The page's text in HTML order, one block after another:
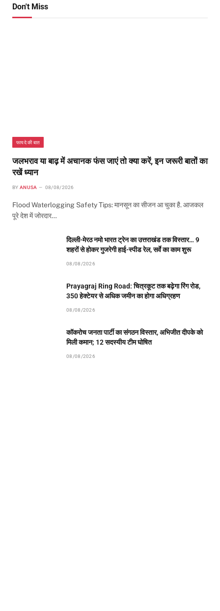
Don't Miss
फायदे की बात
जलभराव या बाढ़ में अचानक फंस जाएं तो क्या करें, इन जरूरी बातों का
रखें ध्यान
BY ANUSA 08/08/2026
Flood Waterlogging Safety Tips: मानसून का सीजन आ चुका है. आजकल
पूरे देश में जोरदार…
दिल्ली-मेरठ नमो भारत ट्रेन का उत्तराखंड तक विस्तार… 9
शहरों से होकर गुजरेगी हाई-स्पीड रेल, सर्वे का काम शुरू
08/08/2026
Prayagraj Ring Road: चित्रकूट तक बढ़ेगा रिंग रोड,
350 हेक्टेयर से अधिक जमीन का होगा अधिग्रहण
08/08/2026
कॉकरोच जनता पार्टी का संगठन विस्तार, अभिजीत दीपके को
मिली कमान; 12 सदस्यीय टीम घोषित
08/08/2026